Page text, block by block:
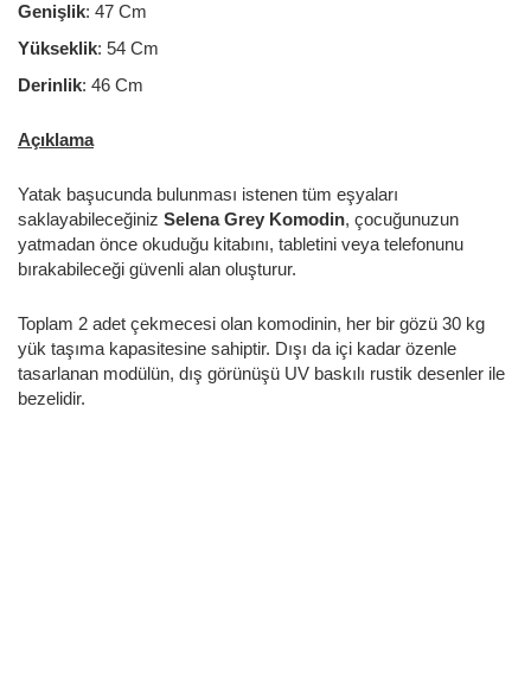
Genişlik: 47 Cm
Yükseklik: 54 Cm
Derinlik: 46 Cm
Açıklama
Yatak başucunda bulunması istenen tüm eşyaları
saklayabileceğiniz Selena Grey Komodin, çocuğunuzun
yatmadan önce okuduğu kitabını, tabletini veya telefonunu
bırakabileceği güvenli alan oluşturur.
Toplam 2 adet çekmecesi olan komodinin, her bir gözü 30 kg
yük taşıma kapasitesine sahiptir. Dışı da içi kadar özenle
tasarlanan modülün, dış görünüşü UV baskılı rustik desenler ile
bezelidir.